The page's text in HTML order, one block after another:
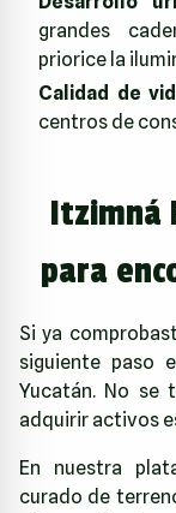
grandes
priorice la
Calidad de
centros de
Itzimná
para
Si ya
siguiente paso
Yucatán. No se
adquirir activos
En nuestra
curado de